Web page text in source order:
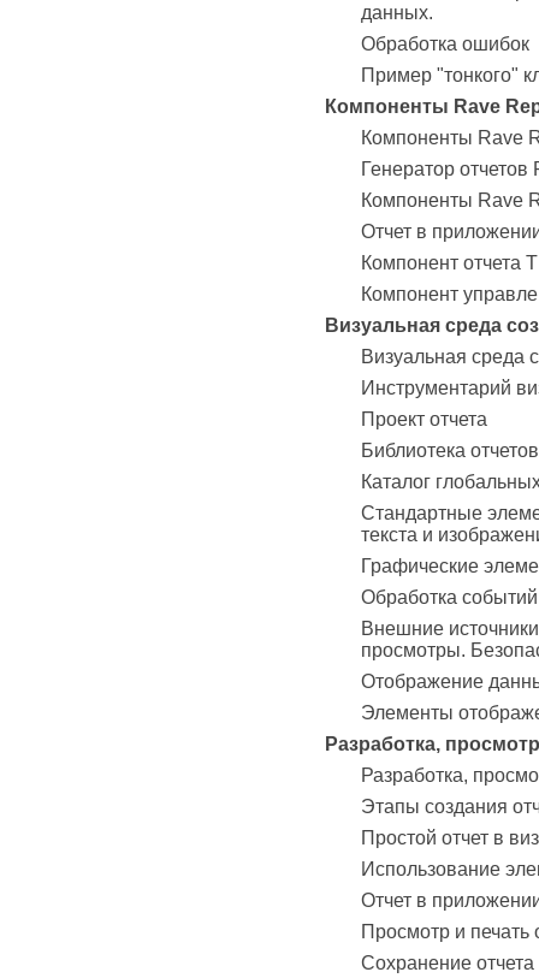
данных.
Обработка ошибок
Пример "тонкого"
Компоненты Rave
Компоненты Rave
Генератор
Компоненты Rave
Отчет в
Компонент отчета
Компонент
Визуальная среда
Визуальная среда
Инструментарий
Проект отчета
Библиотека отчетов
Каталог
Стандартные
текста и
Графические
Обработка событий
Внешние
просмотры.
Отображение
Элементы
Разработка,
Разработка,
Этапы создания
Простой отчет в
Использование
Отчет в
Просмотр и печать
Сохранение